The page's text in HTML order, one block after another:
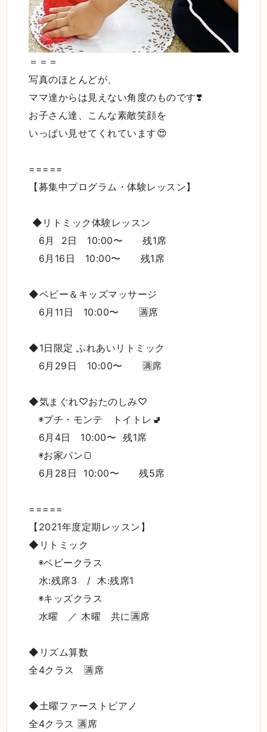
＝＝＝
写真のほとんどが、
ママ達からは見えない角度のものです❣️
お子さん達、こんな素敵笑顔を
いっぱい見せてくれています😍
=====
【募集中プログラム・体験レッスン】
◆リトミック体験レッスン
6月 2日 10:00〜 残1席
6月16日 10:00〜 残1席
◆ベビー＆キッズマッサージ
6月11日 10:00〜 🈵席
◆1日限定 ふれあいリトミック
6月29日 10:00〜 🈵席
◆気まぐれ♡おたのしみ♡
◉プチ・モンテ トイトレ🚽
6月4日 10:00〜 残1席
◉お家パン🍞
6月28日 10:00〜 残5席
=====
【2021年度定期レッスン】
◆リトミック
◉ベビークラス
水:残席3 / 木:残席1
◉キッズクラス
水曜 ／ 木曜 共に🈵席
◆リズム算数
全4クラス 🈵席
◆土曜ファーストピアノ
全4クラス 🈵席